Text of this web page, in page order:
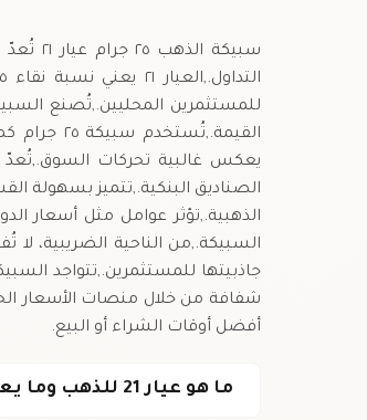
للمستثمرين المحليين.,تُصنع
يعكس غالبية تحركات السوق.,تُعدّ
الصناديق البنكية.,تتميز بسهولة
الذهبية.,تؤثر عوامل مثل أسعار
السبيكة.,من الناحية الضريبية،
جاذبيتها للمستثمرين.,تتواجد
شفافة من خلال منصات الأسعار
أفضل أوقات الشراء أو البيع.
ما هو عيار 21 للذهب وما يعنيه للمستثمر؟